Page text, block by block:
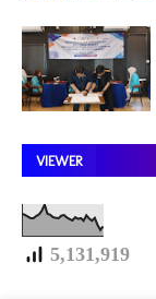
VIEWER
5,131,919